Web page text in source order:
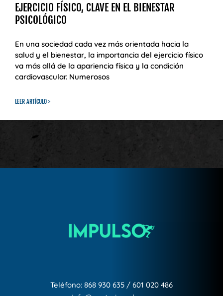
EJERCICIO FÍSICO, CLAVE EN EL BIENESTAR
PSICOLÓGICO
En una sociedad cada vez más orientada hacia la
salud y el bienestar, la importancia del ejercicio físico
va más allá de la apariencia física y la condición
cardiovascular. Numerosos
LEER ARTÍCULO >
Teléfono: 868 930 635 / 601 020 486